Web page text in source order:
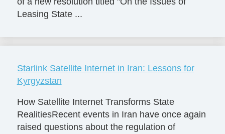
Leasing State ...
Starlink Satellite Internet in Iran: Lessons for
Kyrgyzstan
How Satellite Internet Transforms State
RealitiesRecent events in Iran have once again
raised questions about the regulation of